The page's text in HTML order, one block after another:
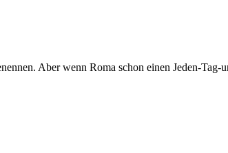
Aber wenn Roma schon einen Jeden-Tag-